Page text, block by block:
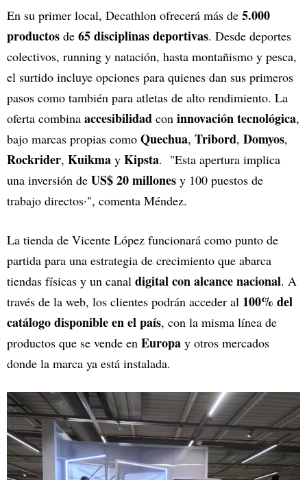
En su primer local, Decathlon ofrecerá más de 5.000
productos de 65 disciplinas deportivas. Desde deportes
colectivos, running y natación, hasta montañismo y pesca,
el surtido incluye opciones para quienes dan sus primeros
pasos como también para atletas de alto rendimiento. La
oferta combina accesibilidad con innovación tecnológica,
bajo marcas propias como Quechua, Tribord, Domyos,
Rockrider, Kuikma y Kipsta. "Esta apertura implica
una inversión de US$ 20 millones y 100 puestos de
trabajo directos·", comenta Méndez.
La tienda de Vicente López funcionará como punto de
partida para una estrategia de crecimiento que abarca
tiendas físicas y un canal digital con alcance nacional. A
través de la web, los clientes podrán acceder al 100% del
catálogo disponible en el país, con la misma línea de
productos que se vende en Europa y otros mercados
donde la marca ya está instalada.